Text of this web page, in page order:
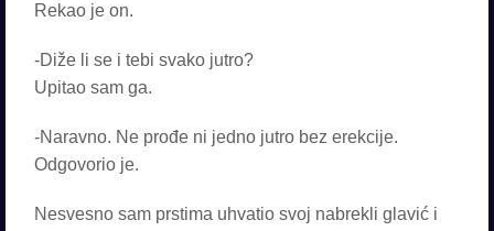
Rekao je on.
-Diže li se i tebi svako jutro?
Upitao sam ga.
-Naravno. Ne prođe ni jedno jutro bez erekcije.
Odgovorio je.
Nesvesno sam prstima uhvatio svoj nabrekli glavić i